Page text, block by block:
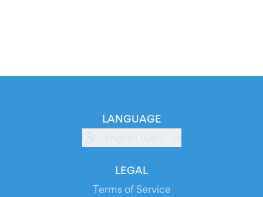
LANGUAGE
English (GB)
LEGAL
Terms of Service